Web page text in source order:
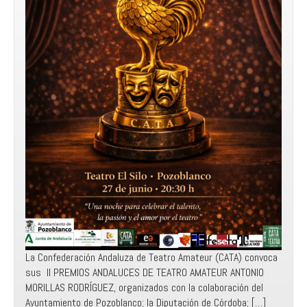
La Confederación Andaluza de Teatro Amateur (CATA) convoca
sus II PREMIOS ANDALUCES DE TEATRO AMATEUR ANTONIO
MORILLAS RODRÍGUEZ, organizados con la colaboración del
Ayuntamiento de Pozoblanco; la Diputación de Córdoba; […]